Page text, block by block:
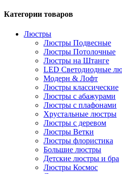
Категории товаров
Люстры
Люстры Подвесные
Люстры Потолочные
Люстры на Штанге
LED Светодиодные
Модерн & Лофт
Люстры классические
Люстры с абажурами
Люстры с плафонами
Хрустальные люстры
Люстры с деревом
Люстры Ветки
Люстры флористика
Большие люстры
Детские люстры и бра
Люстры Космос